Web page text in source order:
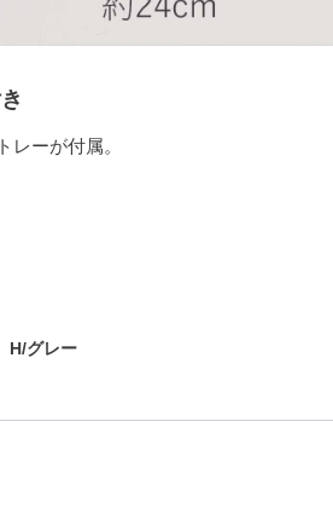
レーが付属。
H/グレー